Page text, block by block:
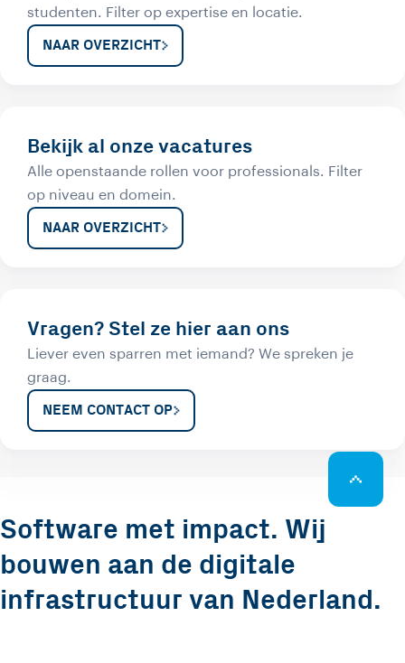
studenten. Filter op expertise en locatie.
NAAR OVERZICHT
Bekijk al onze vacatures
Alle openstaande rollen voor professionals. Filter
op niveau en domein.
NAAR OVERZICHT
Vragen? Stel ze hier aan ons
Liever even sparren met iemand? We spreken je
graag.
NEEM CONTACT OP
Software met impact. Wij
bouwen aan de digitale
infrastructuur van Nederland.